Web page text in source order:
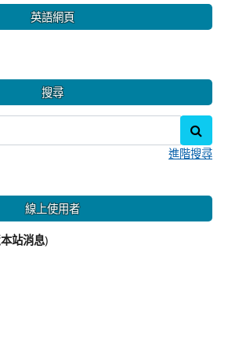
英語網頁
搜尋
進階搜尋
線上使用者
本站消息)